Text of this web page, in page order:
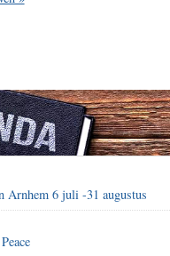
Arnhem 6 juli -31 augustus